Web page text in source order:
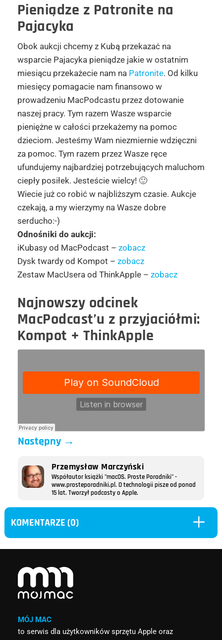
Pieniądze z Patronite na
Pajacyka
Obok aukcji chcemy z Kubą przekazać na
wsparcie Pajacyka pieniądze jakie w ostatnim
miesiącu przekażecie nam na Patronite. Od kilku
miesięcy pomagacie nam finansowo w
prowadzeniu MacPodcastu przez dotowanie
naszej pracy. Tym razem Wasze wsparcie
pieniężne w całości przekażemy na pomoc
dzieciom. Jesteśmy Wam niezmiernie wdzięczni
za pomoc. Tym razem przez Wasze ręce
ufundujemy najbardziej potrzebujących maluchom
ciepły posiłek. Jesteście wielcy! 🙂
Wiecie już co robić w najbliższym czasie. Aukcje
czekają, a my wierzymy na Wasze dobre
serducho:-)
Odnośniki do aukcji:
iKubasy od MacPodcast – zobacz
Dysk twardy od Kompot – zobacz
Zestaw MacUsera od ThinkApple – zobacz
Najnowszy odcinek
MacPodcast’u z przyjaciółmi:
Kompot + ThinkApple
Następny→
Przemysław Marczyński
Współautor książki "macOS. Proste Poradniki" -
www.prosteporadniki.pl. O technologii pisze od ponad
15 lat. Tworzył podcasty o Apple.
KOMENTARZE (0) L
MÓJ MAC
to serwis dla użytkowników sprzętu Apple oraz